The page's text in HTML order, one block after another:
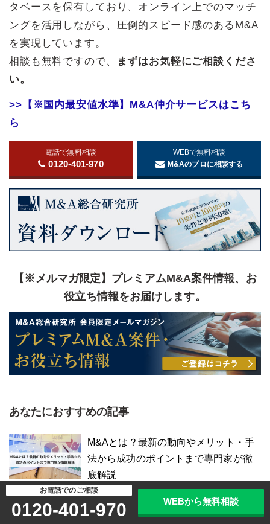
タベースを保有しており、オンライン上でのマッチ
ングを活用しながら、圧倒的スピード感のあるM&A
を実現しています。
相談も無料ですので、
まずはお気軽にご相談くださ
い。
>>【※国内最安値水準】M&A仲介サービスはこち
ら
電話で無料相談
0120-401-970
WEBで無料相談
M&Aのプロに相談する
【※メルマガ限定】プレミアムM&A案件情報、お
役立ち情報をお届けします。
あなたにおすすめの記事
M&Aとは？最新の動向やメリット・手
法から成功のポイントまで専門家が徹
底解説
買収とは？用語の意味やメリット・デ
お電話でのご相談
0120-401-970 WEBから無料相談